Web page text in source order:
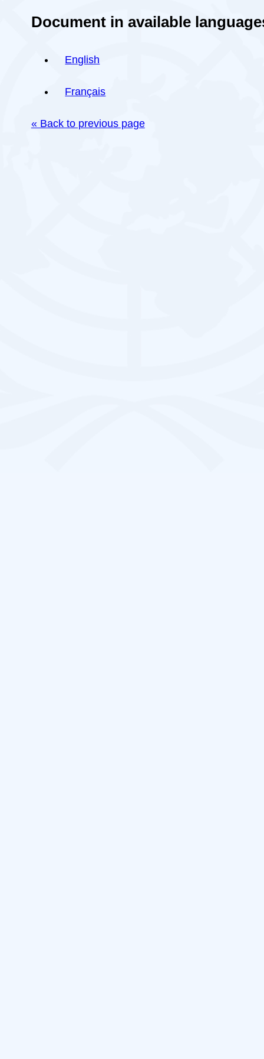
Document in available
English
Français
« Back to previous page